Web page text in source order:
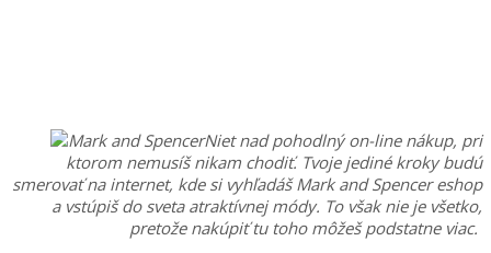
Niet nad pohodlný on-line nákup, pri
ktorom nemusíš nikam chodiť. Tvoje jediné kroky budú
smerovať na internet, kde si vyhľadáš Mark and Spencer eshop
a vstúpiš do sveta atraktívnej módy. To však nie je všetko,
pretože nakúpiť tu toho môžeš podstatne viac.